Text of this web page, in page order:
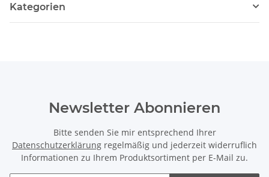
Kategorien
Newsletter Abonnieren
Bitte senden Sie mir entsprechend Ihrer
Datenschutzerklärung regelmäßig und jederzeit widerruflich
Informationen zu Ihrem Produktsortiment per E-Mail zu.